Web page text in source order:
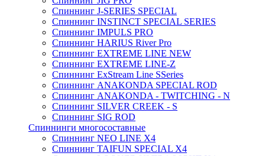
Спиннинг J-SERIES SPECIAL
Спиннинг INSTINCT SPECIAL SERIES
Спиннинг IMPULS PRO
Спиннинг HARIUS River Pro
Спиннинг EXTREME LINE NEW
Спиннинг EXTREME LINE-Z
Спиннинг ExStream Line SSeries
Спиннинг ANAKONDA SPECIAL ROD
Спиннинг ANAKONDA - TWITCHING - N
Спиннинг SILVER CREEK - S
Спиннинг SIG ROD
Спиннинги многосоставные
Спиннинг NEO LINE X4
Спиннинг TAIFUN SPECIAL X4